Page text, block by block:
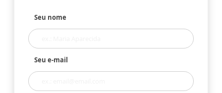
Seu nome
Seu e-mail